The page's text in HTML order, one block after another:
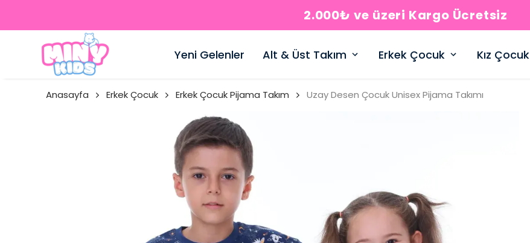
2.000₺ ve üzeri Kargo Ücretsiz
Yeni Gelenler Alt & Üst Takım Erkek Çocuk Kız Çocuk
Anasayfa Erkek Çocuk Erkek Çocuk Pijama Takım Uzay Desen Çocuk Unisex Pijama Takımı